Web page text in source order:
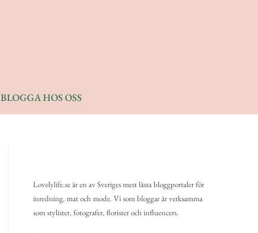
BLOGGA HOS OSS
Lovelylife.se är en av Sveriges mest lästa bloggportaler för
inredning, mat och mode. Vi som bloggar är verksamma
som stylister, fotografer, florister och influencers.